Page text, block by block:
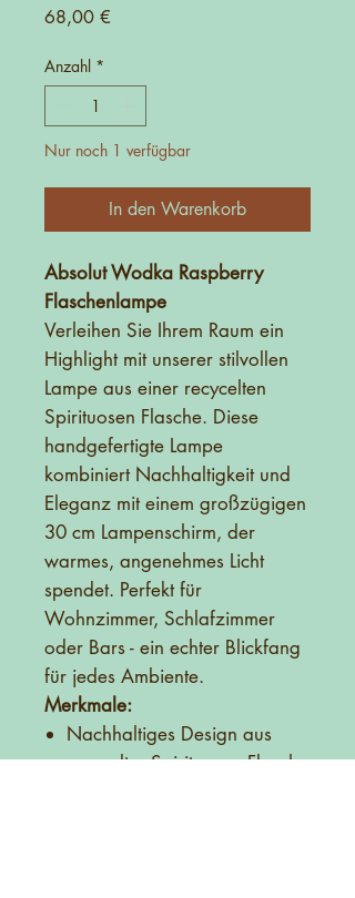
68,00 €
Anzahl *
Nur noch 1 verfügbar
In den Warenkorb
Absolut Wodka Raspberry
Flaschenlampe
Verleihen Sie Ihrem Raum ein
Highlight mit unserer stilvollen
Lampe aus einer recycelten
Spirituosen Flasche. Diese
handgefertigte Lampe
kombiniert Nachhaltigkeit und
Eleganz mit einem großzügigen
30 cm Lampenschirm, der
warmes, angenehmes Licht
spendet. Perfekt für
Wohnzimmer, Schlafzimmer
oder Bars - ein echter Blickfang
für jedes Ambiente.
Merkmale:
Nachhaltiges Design aus
recycelter Spirituosen Flasche